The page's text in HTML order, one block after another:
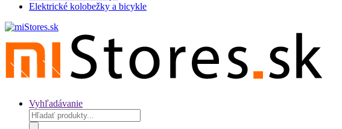
Elektrické kolobežky a bicykle
Vyhľadávanie
Products
search